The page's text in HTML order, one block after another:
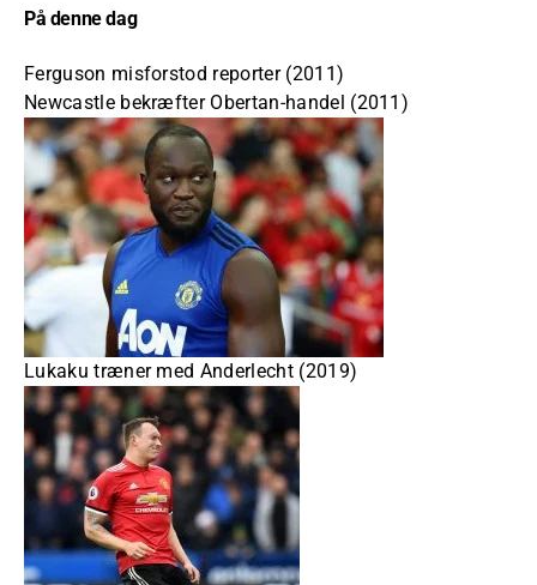
På denne dag
Ferguson misforstod reporter (2011)
Newcastle bekræfter Obertan-handel (2011)
Lukaku træner med Anderlecht (2019)